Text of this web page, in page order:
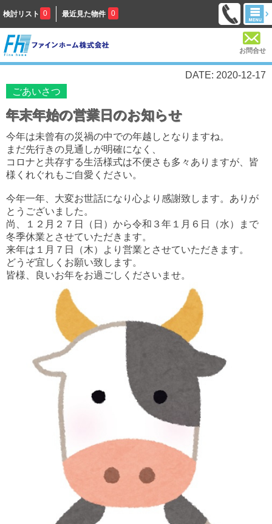
検討リスト 0 最近見た物件 0
お問合せ
DATE: 2020-12-17
ごあいさつ
年末年始の営業日のお知らせ
今年は未曾有の災禍の中での年越しとなりますね。
まだ先行きの見通しが明確になく、
コロナと共存する生活様式は不便さも多々ありますが、皆
様くれぐれもご自愛ください。
今年一年、大変お世話になり心より感謝致します。ありが
とうございました。
尚、
１２月２７日（日）から令和３年１月６日（水）まで
冬季休業とさせていただきます。
来年は１月７日（木）より営業とさせていただきます。
どうぞ宜しくお願い致します。
皆様、良いお年をお過ごしくださいませ。